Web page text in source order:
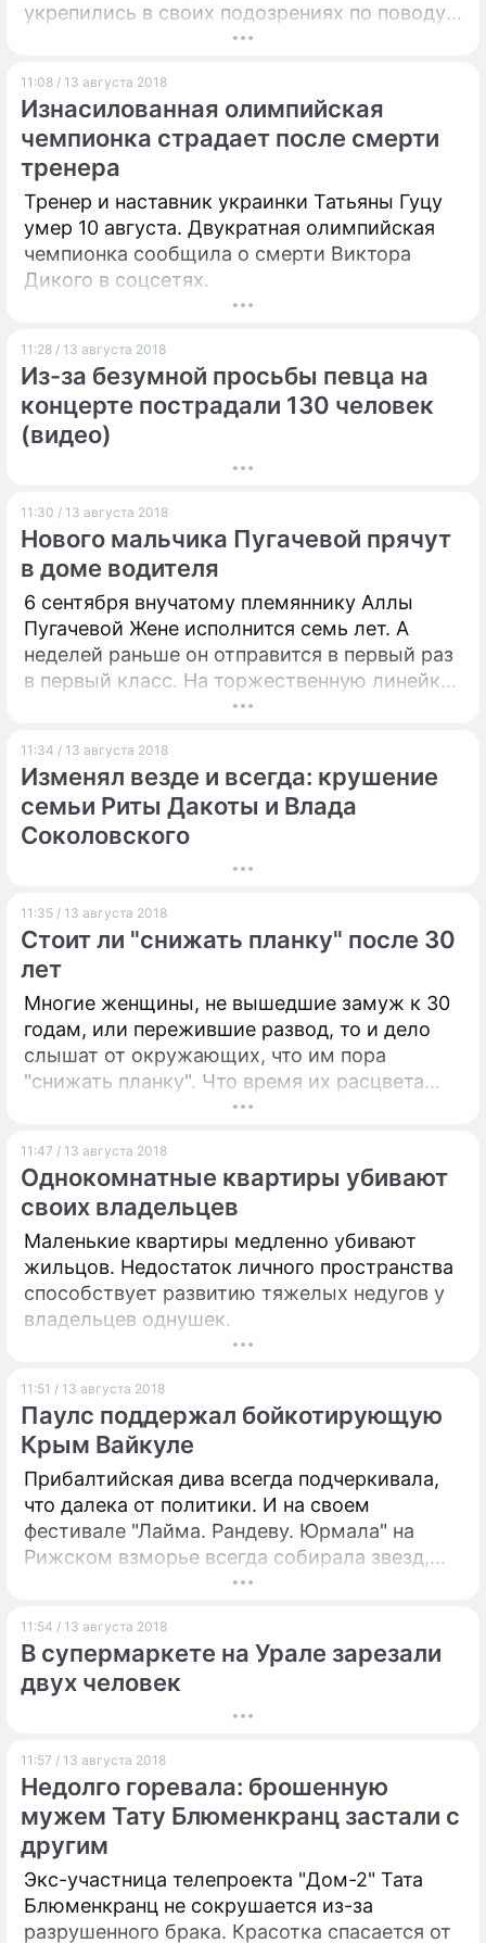
укрепились в своих подозрениях по поводу
интересного положения последней.
11:08 / 13 августа 2018
Изнасилованная олимпийская
чемпионка страдает после смерти
тренера
Тренер и наставник украинки Татьяны Гуцу
умер 10 августа. Двукратная олимпийская
чемпионка сообщила о смерти Виктора
Дикого в соцсетях.
11:28 / 13 августа 2018
Из-за безумной просьбы певца на
концерте пострадали 130 человек
(видео)
11:30 / 13 августа 2018
Нового мальчика Пугачевой прячут
в доме водителя
6 сентября внучатому племяннику Аллы
Пугачевой Жене исполнится семь лет. А
неделей раньше он отправится в первый раз
в первый класс. На торжественную линейку
его отведет сама Примадонна!
11:34 / 13 августа 2018
Изменял везде и всегда: крушение
семьи Риты Дакоты и Влада
Соколовского
11:35 / 13 августа 2018
Стоит ли "снижать планку" после 30
лет
Многие женщины, не вышедшие замуж к 30
годам, или пережившие развод, то и дело
слышат от окружающих, что им пора
"снижать планку". Что время их расцвета
прошло, пора соглашаться на синицу в руке
слесарем Гошей. Но все ли так однозначно?
Как понять, что планка высока? Есть три
явных признака такого несовпадения.
11:47 / 13 августа 2018
Однокомнатные квартиры убивают
своих владельцев
Маленькие квартиры медленно убивают
жильцов. Недостаток личного пространства
способствует развитию тяжелых недугов у
владельцев однушек.
11:51 / 13 августа 2018
Паулс поддержал бойкотирующую
Крым Вайкуле
Прибалтийская дива всегда подчеркивала,
что далека от политики. И на своем
фестивале "Лайма. Рандеву. Юрмала" на
Рижском взморье всегда собирала звезд,
ориентируясь исключительно на их талант, а
позицию. Меньше всего можно было
ожидать, что ее втянут в такой скандал.
11:54 / 13 августа 2018
В супермаркете на Урале зарезали
двух человек
11:57 / 13 августа 2018
Недолго горевала: брошенную
мужем Тату Блюменкранц застали с
другим
Экс-участница телепроекта "Дом-2" Тата
Блюменкранц не сокрушается из-за
разрушенного брака. Красотка спасается от